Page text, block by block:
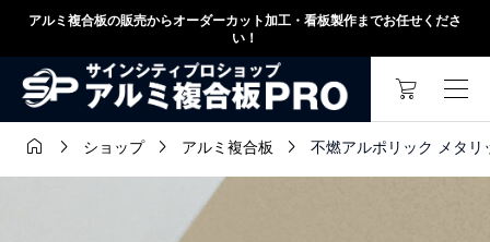
アルミ複合板の販売からオーダーカット加工・看板製作までお任せくださ
い！
  ショップ  アルミ複合板  不燃アルポリック メタ